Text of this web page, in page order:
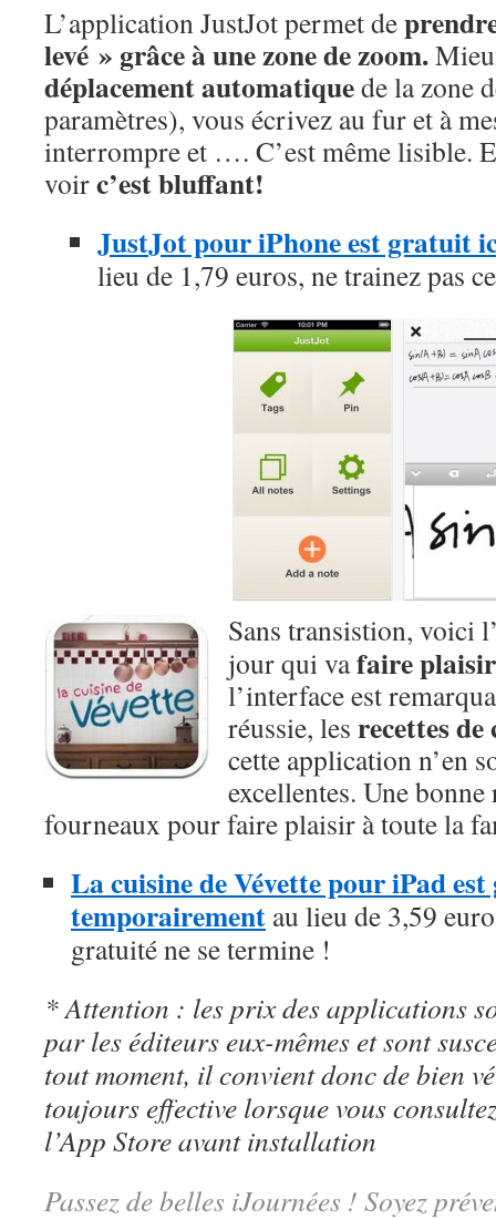
L’application JustJot permet de
levé » grâce à une zone de zoom.
déplacement automatiquede la zone
paramètres), vous écrivez au fur et à
interrompre et …. C’est même lisible.
voirc’est bluffant!
JustJot pour iPhone est gratuit
lieu de 1,79 euros, ne trainez pas
Sans transistion, voici
jour qui vafaire
l’interface est
réussie, les recettes de
cette application n’en
excellentes. Une
fourneaux pour faire plaisir à toute la
La cuisine de Vévette pour iPad
temporairement au lieu de 3,59
gratuité ne se termine !
* Attention : les prix des applications
par les éditeurs eux-mêmes et sont
tout moment, il convient donc de bien
toujours effective lorsque vous
l’App Store avant installation
Passez de belles iJournées ! Soyez